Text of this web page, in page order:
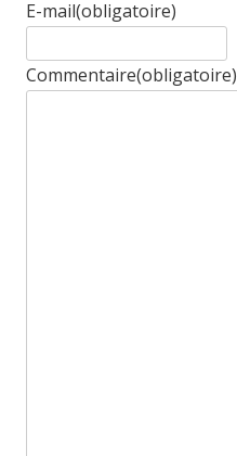
E-mail(obligatoire)
Commentaire(obligatoire)